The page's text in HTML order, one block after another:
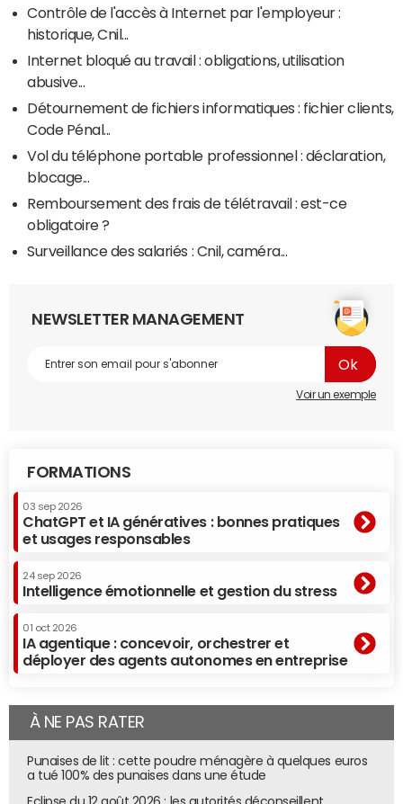
Contrôle de l'accès à Internet par l'employeur :
historique, Cnil...
Internet bloqué au travail : obligations, utilisation
abusive...
Détournement de fichiers informatiques : fichier clients,
Code Pénal...
Vol du téléphone portable professionnel : déclaration,
blocage...
Remboursement des frais de télétravail : est-ce
obligatoire ?
Surveillance des salariés : Cnil, caméra...
NEWSLETTER MANAGEMENT
Voir un exemple
FORMATIONS
03 sep 2026
ChatGPT et IA génératives : bonnes pratiques
et usages responsables
24 sep 2026
Intelligence émotionnelle et gestion du stress
01 oct 2026
IA agentique : concevoir, orchestrer et
déployer des agents autonomes en entreprise
À NE PAS RATER
Punaises de lit : cette poudre ménagère à quelques euros
a tué 100% des punaises dans une étude
Eclipse du 12 août 2026 : les autorités déconseillent